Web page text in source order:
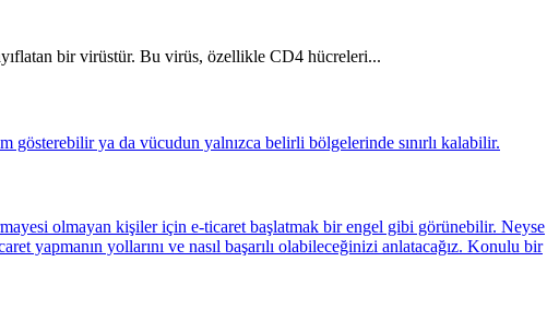
bir virüstür. Bu virüs, özellikle CD4 hücreleri...